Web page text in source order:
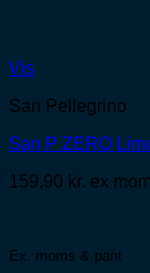
Vis
San Pellegrino
San P ZERO
159,90 kr. ex
Ex. moms & pant